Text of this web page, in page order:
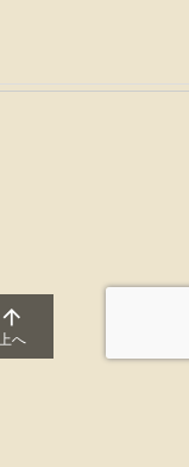

上へ